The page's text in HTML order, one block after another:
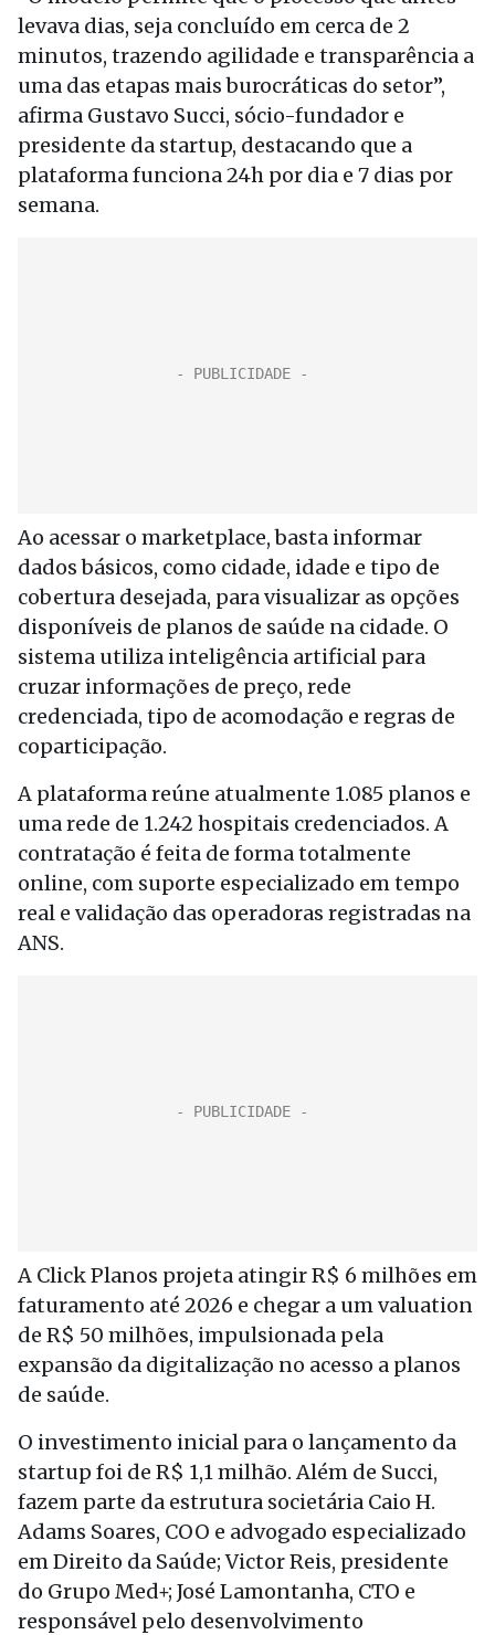
levava dias, seja concluído em cerca de 2
minutos, trazendo agilidade e transparência a
uma das etapas mais burocráticas do setor”,
afirma Gustavo Succi, sócio-fundador e
presidente da startup, destacando que a
plataforma funciona 24h por dia e 7 dias por
semana.
Ao acessar o marketplace, basta informar
dados básicos, como cidade, idade e tipo de
cobertura desejada, para visualizar as opções
disponíveis de planos de saúde na cidade. O
sistema utiliza inteligência artificial para
cruzar informações de preço, rede
credenciada, tipo de acomodação e regras de
coparticipação.
A plataforma reúne atualmente 1.085 planos e
uma rede de 1.242 hospitais credenciados. A
contratação é feita de forma totalmente
online, com suporte especializado em tempo
real e validação das operadoras registradas na
ANS.
A Click Planos projeta atingir R$ 6 milhões em
faturamento até 2026 e chegar a um valuation
de R$ 50 milhões, impulsionada pela
expansão da digitalização no acesso a planos
de saúde.
O investimento inicial para o lançamento da
startup foi de R$ 1,1 milhão. Além de Succi,
fazem parte da estrutura societária Caio H.
Adams Soares, COO e advogado especializado
em Direito da Saúde; Victor Reis, presidente
do Grupo Med+; José Lamontanha, CTO e
responsável pelo desenvolvimento